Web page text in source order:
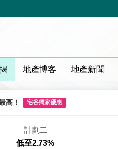
地產博客 地產新聞
高！ 宅谷獨家優惠
計劃二
低至2.73%